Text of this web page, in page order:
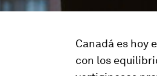
Canadá es hoy
con los